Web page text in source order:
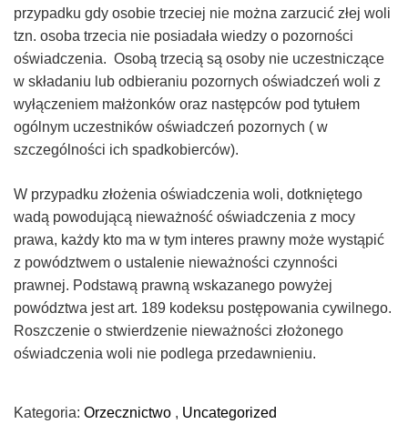
przypadku gdy osobie trzeciej nie można zarzucić złej woli
tzn. osoba trzecia nie posiadała wiedzy o pozorności
oświadczenia. Osobą trzecią są osoby nie uczestniczące
w składaniu lub odbieraniu pozornych oświadczeń woli z
wyłączeniem małżonków oraz następców pod tytułem
ogólnym uczestników oświadczeń pozornych ( w
szczególności ich spadkobierców).
W przypadku złożenia oświadczenia woli, dotkniętego
wadą powodującą nieważność oświadczenia z mocy
prawa, każdy kto ma w tym interes prawny może wystąpić
z powództwem o ustalenie nieważności czynności
prawnej. Podstawą prawną wskazanego powyżej
powództwa jest art. 189 kodeksu postępowania cywilnego.
Roszczenie o stwierdzenie nieważności złożonego
oświadczenia woli nie podlega przedawnieniu.
Kategoria: Orzecznictwo , Uncategorized